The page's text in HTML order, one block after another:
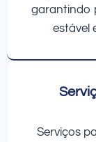
garantindo
estável
Serviços